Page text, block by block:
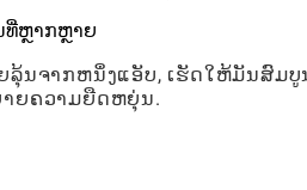
ທີ່ຫຼາກຫຼາຍ
ລຸ້ນຈາກຫນຶ່ງແອັບ, ເຮັດໃຫ້ມັນສົມ
ຍຄວາມຍືດຫຍຸ່ນ.